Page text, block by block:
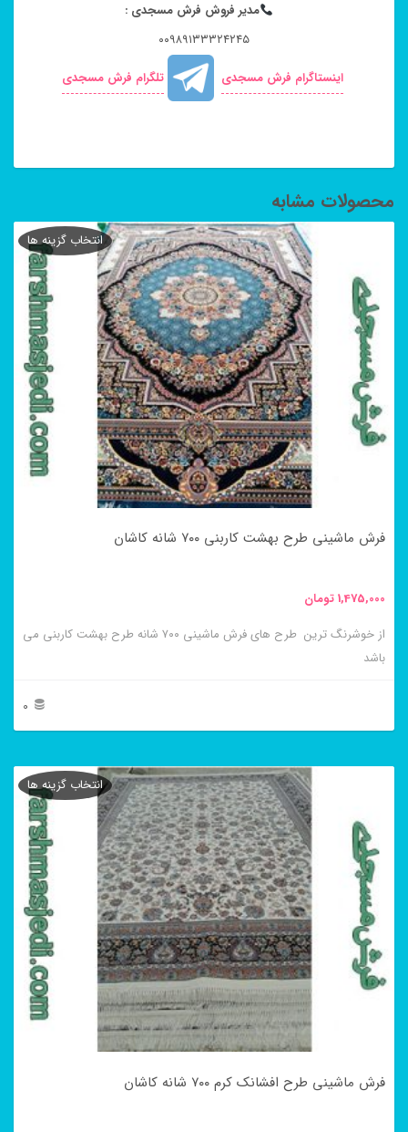
مدیر فروش فرش مسجدی :
۰۰۹۸۹۱۳۳۳۲۴۲۴۵
اینستاگرام فرش مسجدی
تلگرام فرش مسجدی
محصولات مشابه
فرش ماشینی طرح بهشت کاربنی ۷۰۰ شانه کاشان
1,475,000تومان
از خوشرنگ ترین طرح های فرش ماشینی ۷۰۰ شانه طرح بهشت کاربنی می
باشد
0
انتخاب گزینه ها
محصول
مختلفی
باشد.
گزینه
ها
صفحه
فرش ماشینی طرح افشانک کرم ۷۰۰ شانه کاشان
انتخاب گزینه ها